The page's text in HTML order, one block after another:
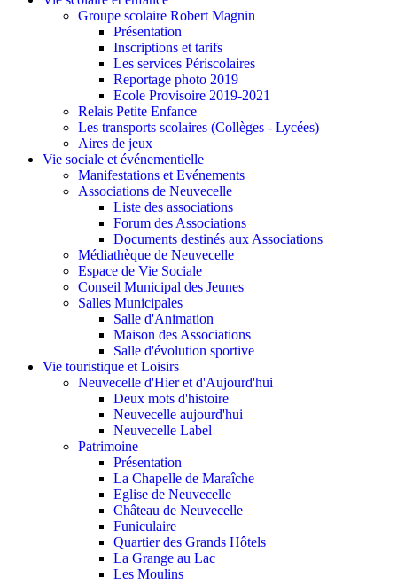
Groupe scolaire Robert Magnin
Présentation
Inscriptions et tarifs
Les services Périscolaires
Reportage photo 2019
Ecole Provisoire 2019-2021
Relais Petite Enfance
Les transports scolaires (Collèges - Lycées)
Aires de jeux
Vie sociale et événementielle
Manifestations et Evénements
Associations de Neuvecelle
Liste des associations
Forum des Associations
Documents destinés aux Associations
Médiathèque de Neuvecelle
Espace de Vie Sociale
Conseil Municipal des Jeunes
Salles Municipales
Salle d'Animation
Maison des Associations
Salle d'évolution sportive
Vie touristique et Loisirs
Neuvecelle d'Hier et d'Aujourd'hui
Deux mots d'histoire
Neuvecelle aujourd'hui
Neuvecelle Label
Patrimoine
Présentation
La Chapelle de Maraîche
Eglise de Neuvecelle
Château de Neuvecelle
Funiculaire
Quartier des Grands Hôtels
La Grange au Lac
Les Moulins